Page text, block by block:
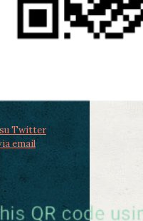
le-
See MoreSee
Twitter
email